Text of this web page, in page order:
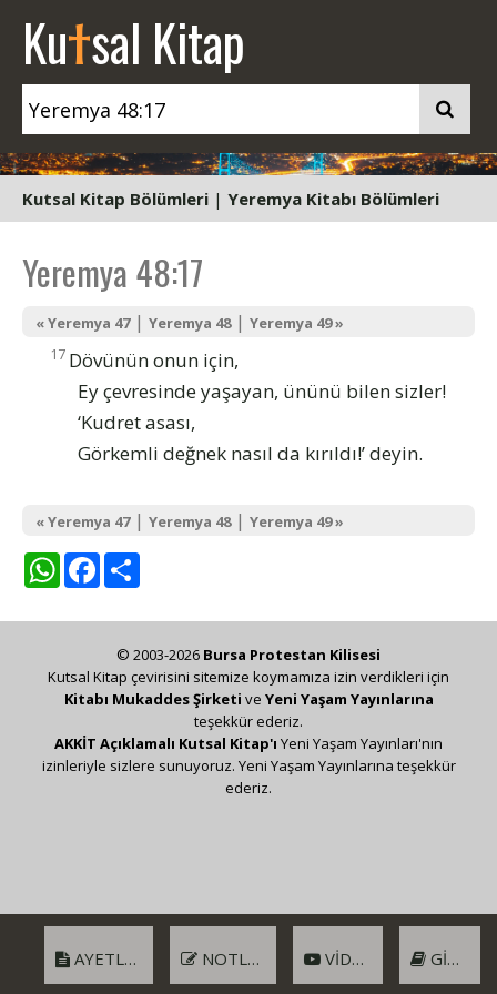
Kutsal Kitap
Kutsal Kitap Bölümleri | Yeremya Kitabı Bölümleri
Yeremya 48:17
« Yeremya 47| Yeremya 48| Yeremya 49 »
17 Dövünün onun için,
Ey çevresinde yaşayan, ününü bilen sizler!
‘Kudret asası,
Görkemli değnek nasıl da kırıldı!’ deyin.
« Yeremya 47| Yeremya 48| Yeremya 49 »
WhatsAppFacebook
AYETLER NOTLAR VIDEO GIRIŞ
© 2003-2026 Bursa Protestan Kilisesi
Kutsal Kitap çevirisini sitemize koymamıza izin verdikleri için
Kitabı Mukaddes Şirketi ve Yeni Yaşam Yayınlarına
teşekkür ederiz.
AKKİT Açıklamalı Kutsal Kitap'ı Yeni Yaşam Yayınları'nın
izinleriyle sizlere sunuyoruz. Yeni Yaşam Yayınlarına teşekkür
ederiz.